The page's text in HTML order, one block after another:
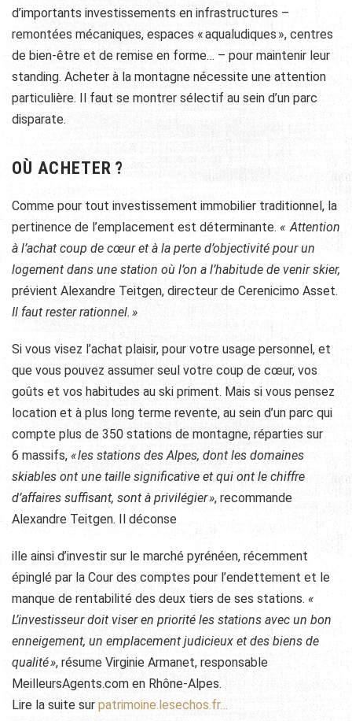
d’importants investissements en infrastructures –
remontées mécaniques, espaces « aqualudiques », centres
de bien-être et de remise en forme… – pour maintenir leur
standing. Acheter à la montagne nécessite une attention
particulière. Il faut se montrer sélectif au sein d’un parc
disparate.
OÙ ACHETER ?
Comme pour tout investissement immobilier traditionnel, la
pertinence de l’emplacement est déterminante. « Attention
à l’achat coup de cœur et à la perte d’objectivité pour un
logement dans une station où l’on a l’habitude de venir skier,
prévient Alexandre Teitgen, directeur de Cerenicimo Asset.
Il faut rester rationnel. »
Si vous visez l’achat plaisir, pour votre usage personnel, et
que vous pouvez assumer seul votre coup de cœur, vos
goûts et vos habitudes au ski priment. Mais si vous pensez
location et à plus long terme revente, au sein d’un parc qui
compte plus de 350 stations de montagne, réparties sur
6 massifs, « les stations des Alpes, dont les domaines
skiables ont une taille significative et qui ont le chiffre
d’affaires suffisant, sont à privilégier », recommande
Alexandre Teitgen. Il déconse
ille ainsi d’investir sur le marché pyrénéen, récemment
épinglé par la Cour des comptes pour l’endettement et le
manque de rentabilité des deux tiers de ses stations. «
L’investisseur doit viser en priorité les stations avec un bon
enneigement, un emplacement judicieux et des biens de
qualité », résume Virginie Armanet, responsable
MeilleursAgents.com en Rhône-Alpes.
Lire la suite sur patrimoine.lesechos.fr…